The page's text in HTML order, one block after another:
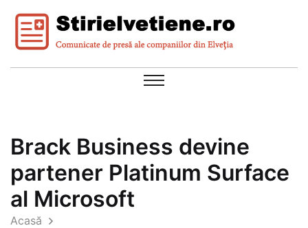
Brack Business devine
partener Platinum Surface
al Microsoft
Acasă